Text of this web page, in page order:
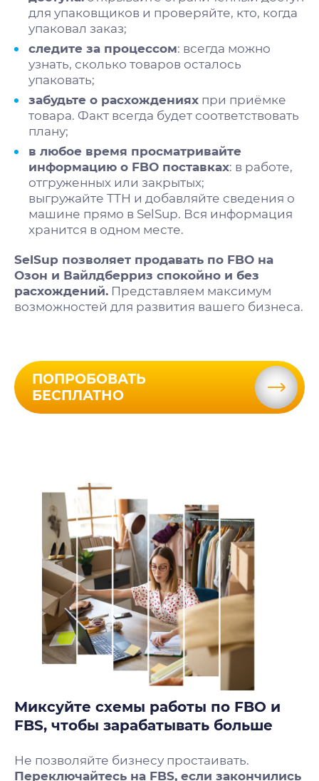
для упаковщиков и проверяйте, кто, когда
упаковал заказ;
следите за процессом: всегда можно
узнать, сколько товаров осталось
упаковать;
забудьте о расхождениях при приёмке
товара. Факт всегда будет соответствовать
плану;
в любое время просматривайте
информацию о FBO поставках: в работе,
отгруженных или закрытых;
выгружайте ТТН и добавляйте сведения о
машине прямо в SelSup. Вся информация
хранится в одном месте.
SelSup позволяет продавать по FBO на
Озон и Вайлдберриз спокойно и без
расхождений. Представляем максимум
возможностей для развития вашего бизнеса.
ПОПРОБОВАТЬ
БЕСПЛАТНО
Миксуйте схемы работы по FBO и
FBS, чтобы зарабатывать больше
Не позволяйте бизнесу простаивать.
Переключайтесь на FBS, если закончились